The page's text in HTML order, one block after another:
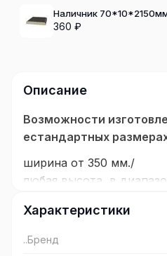
Наличник
360 ₽
Описание
Возможности
естандартных
ширина от 350 мм./
любая высота, в
Эко Шпон, полимерный
Характеристики
..Бренд